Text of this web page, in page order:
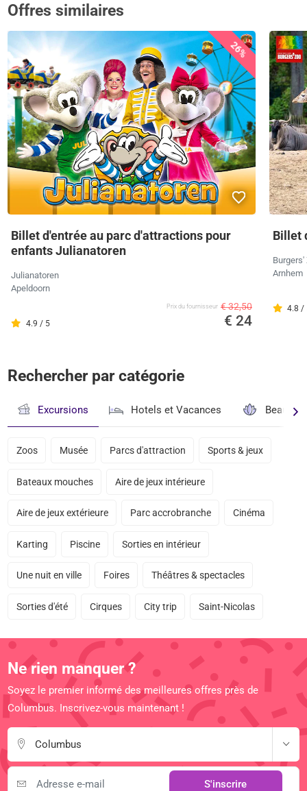
Offres similaires
26%
Billet d'entrée au parc d'attractions pour
enfants Julianatoren
Julianatoren
Apeldoorn
4.9 / 5
Prix ​​du fournisseur € 32,50
€ 24
Billet
Burgers'
Arnhem
4.8 /
Rechercher par catégorie
Excursions Hotels et Vacances Beauté
Zoos Musée Parcs d'attraction Sports & jeux
Bateaux mouches Aire de jeux intérieure
Aire de jeux extérieure Parc accrobranche Cinéma
Karting Piscine Sorties en intérieur
Une nuit en ville Foires Théâtres & spectacles
Sorties d'été Cirques City trip Saint-Nicolas
Ne rien manquer ?
Soyez le premier informé des meilleures offres près de
Columbus. Inscrivez-vous maintenant !
Columbus
S'inscrire